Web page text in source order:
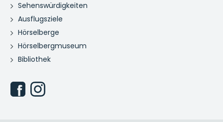
Sehenswürdigkeiten
Ausflugsziele
Hörselberge
Hörselbergmuseum
Bibliothek